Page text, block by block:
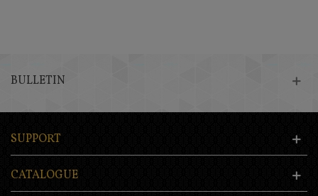
BULLETIN
SUPPORT
CATALOGUE